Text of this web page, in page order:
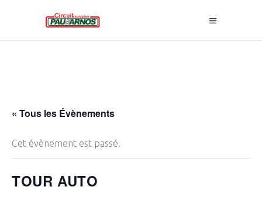
« Tous les Évènements
Cet évènement est passé.
TOUR AUTO